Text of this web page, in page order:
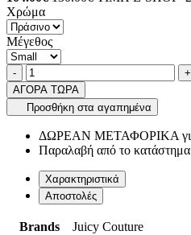
Χρώμα
Μέγεθος
Ποσότητα
-product.increase.quantity +
ΑΓΟΡΑ ΤΩΡΑ
Προσθήκη στα αγαπημένα
ΔΩΡΕΑΝ ΜΕΤΑΦΟΡΙΚΑ για
Παραλαβή από το κατάστημα
Χαρακτηριστικά
Αποστολές
Brands
Juicy Couture